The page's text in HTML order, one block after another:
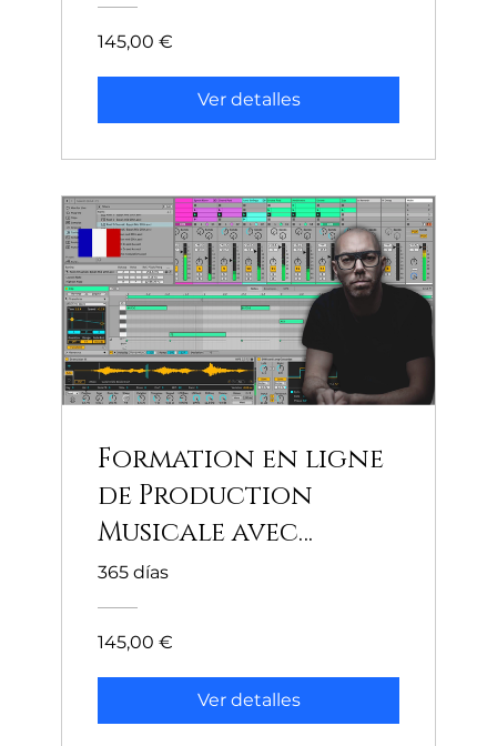
145,00 €
Ver detalles
Formation en ligne
de Production
Musicale avec
Florian Gasperini
365 días
145,00 €
Ver detalles